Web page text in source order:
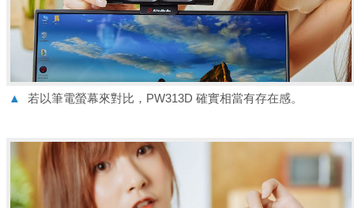
▲ 若以筆電螢幕來對比，PW313D 確實相當有存在感。